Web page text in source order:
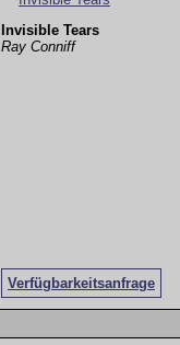
Invisible Tears
Ray Conniff
Verfügbarkeitsanfrage